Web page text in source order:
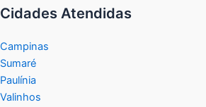
Cidades Atendidas
Campinas
Sumaré
Paulínia
Valinhos